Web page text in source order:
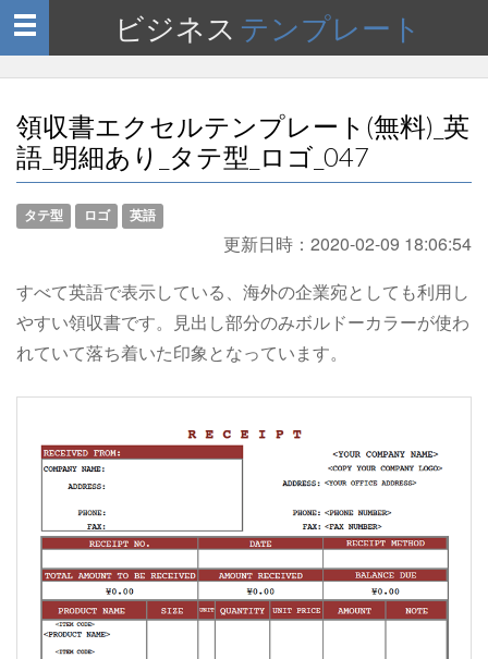
Toggle
navigation
ビジネス テンプレート
領収書エクセルテンプレート(無料)_英
語_明細あり_タテ型_ロゴ_047
タテ型 ロゴ 英語
更新日時： 2020-02-09 18:06:54
すべて英語で表示している、海外の企業宛としても利用し
やすい領収書です。見出し部分のみボルドーカラーが使わ
れていて落ち着いた印象となっています。